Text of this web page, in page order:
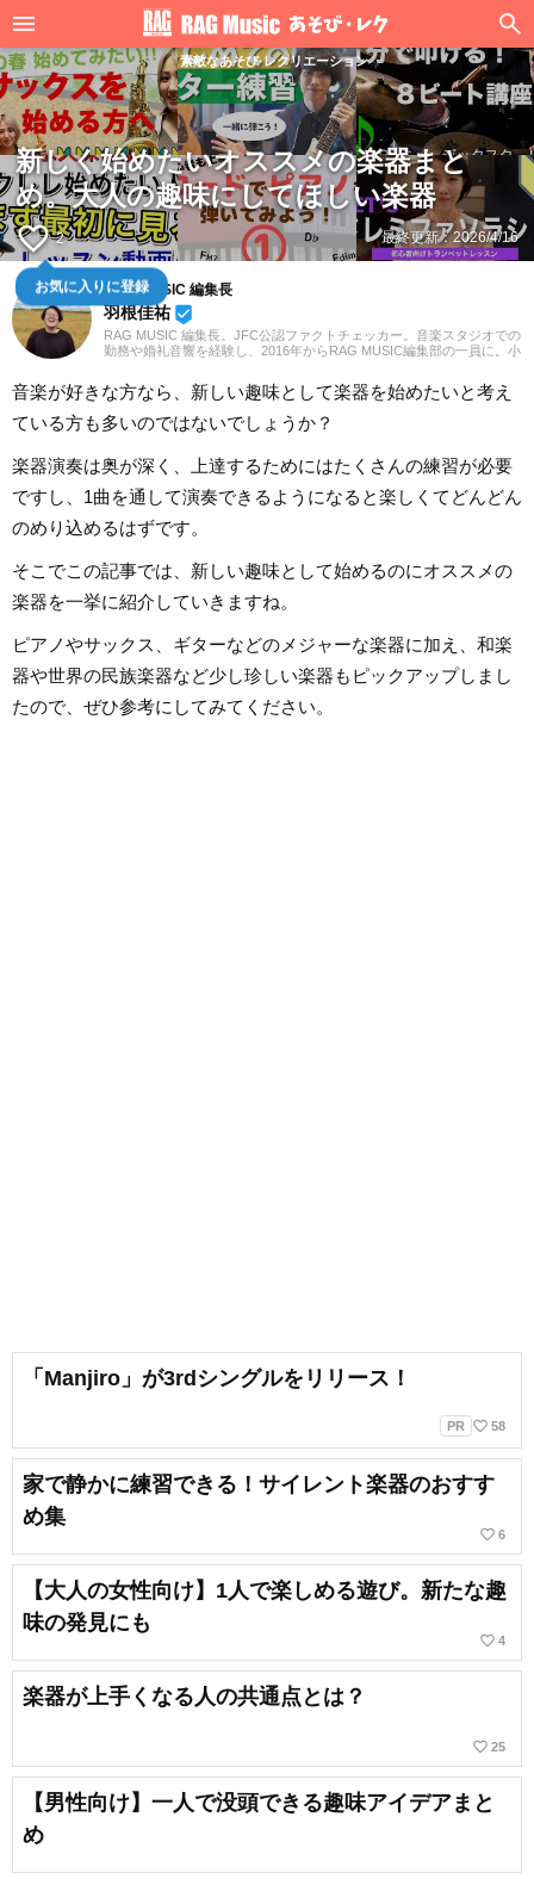
素敵なあそび·レクリエーション
新しく始めたいオススメの楽器まと
め。大人の趣味にしてほしい楽器
favorite_border 2
お気に入りに登録
最終更新：2026/4/16
RAG MUSIC 編集長
羽根佳祐 beenhere
RAG MUSIC 編集長。JFC公認ファクトチェッカー。音楽スタジオでの
勤務や婚礼音響を経験し、2016年からRAG MUSIC編集部の一員に。小
バンドでドラムと、さまざまな楽器を経験。各種楽曲紹介記事をはじ
め、各地の音楽フェスの紹介記事やライブレポートなど、自身の音楽
活動やこれまでの業務で培った経験を元に日々記事を制作していま
す。音楽は国内外のロックはもちろん、最近ではJ-POPも広く好んで
音楽が好きな方なら、新しい趣味として楽器を始めたいと考え
ている方も多いのではないでしょうか？
楽器演奏は奥が深く、上達するためにはたくさんの練習が必要
ですし、1曲を通して演奏できるようになると楽しくてどんどん
のめり込めるはずです。
そこでこの記事では、新しい趣味として始めるのにオススメの
楽器を一挙に紹介していきますね。
ピアノやサックス、ギターなどのメジャーな楽器に加え、和楽
器や世界の民族楽器など少し珍しい楽器もピックアップしまし
たので、ぜひ参考にしてみてください。
「Manjiro」が3rdシングルをリリース！
PR favorite_border 58
家で静かに練習できる！サイレント楽器のおすす
め集
favorite_border 6
【大人の女性向け】1人で楽しめる遊び。新たな趣
味の発見にも
favorite_border 4
楽器が上手くなる人の共通点とは？
favorite_border 25
【男性向け】一人で没頭できる趣味アイデアまと
め